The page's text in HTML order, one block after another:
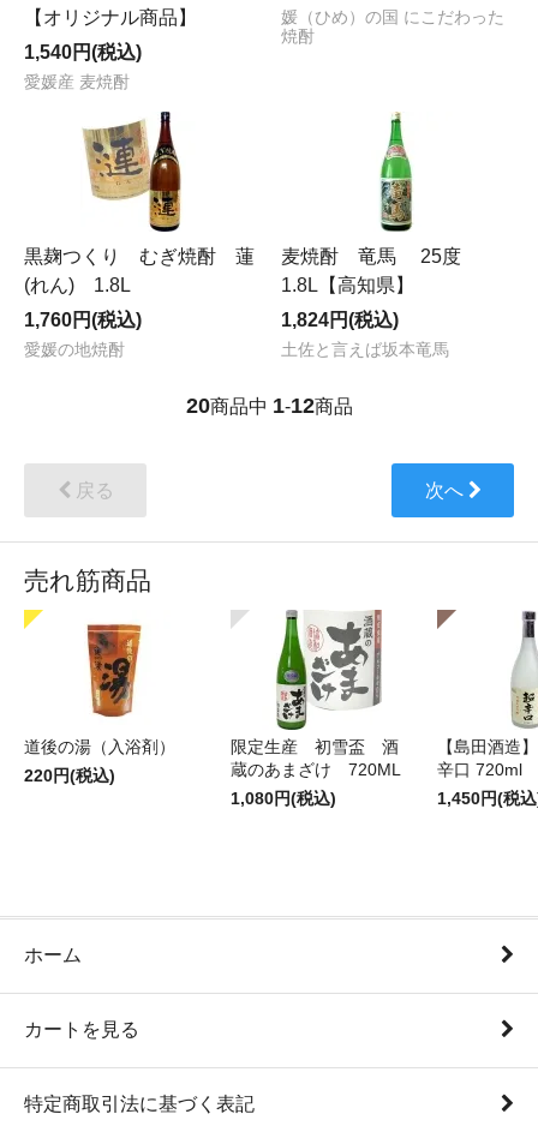
【オリジナル商品】
1,540円(税込)
愛媛産 麦焼酎
媛（ひめ）の国 にこだわった
焼酎
黒麹つくり むぎ焼酎 蓮
(れん) 1.8L
1,760円(税込)
愛媛の地焼酎
麦焼酎 竜馬 25度
1.8L【高知県】
1,824円(税込)
土佐と言えば坂本竜馬
20商品中 1-12商品
戻る 次へ
売れ筋商品
道後の湯（入浴剤）
220円(税込)
限定生産 初雪盃 酒
蔵のあまざけ 720ML
1,080円(税込)
【島田酒造
辛口 720ml
1,450円(税
ホーム
カートを見る
特定商取引法に基づく表記